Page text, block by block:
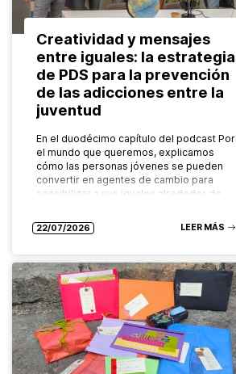
Creatividad y mensajes
entre iguales: la estrategia
de PDS para la prevención
de las adicciones entre la
juventud
En el duodécimo capítulo del podcast Por
el mundo que queremos, explicamos
cómo las personas jóvenes se pueden
convertir en agentes de cambio para
sensibilizar a sus iguales alrededor de…
22/07/2026 LEER MÁS